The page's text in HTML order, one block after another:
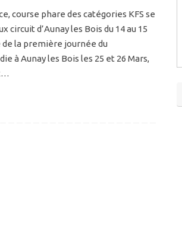
course phare des catégories KFS se
circuit d’Aunay les Bois du 14 au 15
de la première journée du
à Aunay les Bois les 25 et 26 Mars,